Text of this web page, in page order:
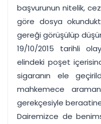
başvurunun nitelik,
göre dosya
gereği görüşülüp
19/10/2015 tarihli
elindeki poşet
sigaranın ele
mahkemece
gerekçesiyle
Dairemizce de